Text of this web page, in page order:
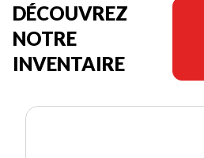
DÉCOUVREZ
NOTRE
INVENTAIRE